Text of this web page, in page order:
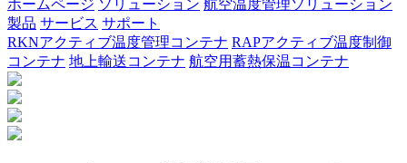
ホームページ ソリューション 航空温度管理ソリューション
製品 サービス サポート
RKNアクティブ温度管理コンテナ RAPアクティブ温度制御
コンテナ 地上輸送コンテナ 航空用蓄熱保温コンテナ